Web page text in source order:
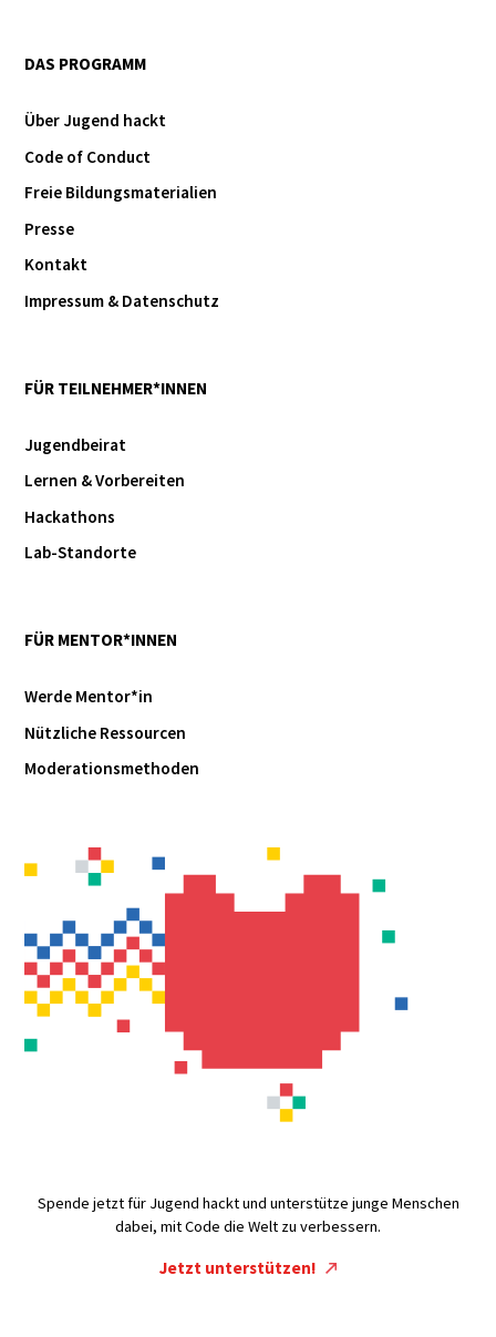
DAS PROGRAMM
Über Jugend hackt
Code of Conduct
Freie Bildungsmaterialien
Presse
Kontakt
Impressum & Datenschutz
FÜR TEILNEHMER*INNEN
Jugendbeirat
Lernen & Vorbereiten
Hackathons
Lab-Standorte
FÜR MENTOR*INNEN
Werde Mentor*in
Nützliche Ressourcen
Moderationsmethoden
Spende jetzt für Jugend hackt und unterstütze junge Menschen
dabei, mit Code die Welt zu verbessern.
Jetzt unterstützen!